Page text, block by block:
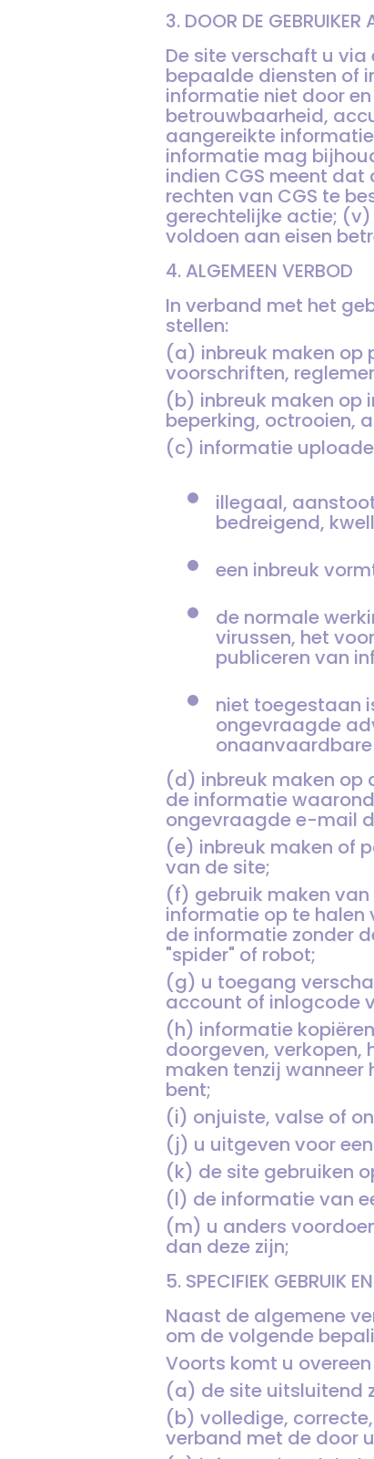
3. DOOR DE GEBRUIKER
De site verschaft u
bepaalde diensten of
informatie niet door
betrouwbaarheid,
aangereikte
informatie mag
indien CGS meent
rechten van CGS te
gerechtelijke actie; (v)
voldoen aan eisen
4. ALGEMEEN VERBOD
In verband met het
stellen:
(a) inbreuk maken op
voorschriften,
(b) inbreuk maken op
beperking, octrooien,
(c) informatie
illegaal,
bedreigend,
een inbreuk
de normale
virussen, het
publiceren van
niet toegestaan
ongevraagde
(d) inbreuk maken op
de informatie
ongevraagde e-mail
(e) inbreuk maken of
van de site;
(f) gebruik maken
informatie op te halen
de informatie zonder
"spider" of robot;
(g) u toegang
account of inlogcode
(h) informatie
doorgeven, verkopen,
maken tenzij
bent;
(i) onjuiste, valse of
(j) u uitgeven voor
(k) de site gebruiken
(l) de informatie van
(m) u anders
dan deze zijn;
5. SPECIFIEK GEBRUIK
Naast de algemene
om de volgende
Voorts komt u
(a) de site uitsluitend
(b) volledige,
verband met de door